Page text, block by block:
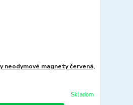
neodymové magnety červená,
Skladom